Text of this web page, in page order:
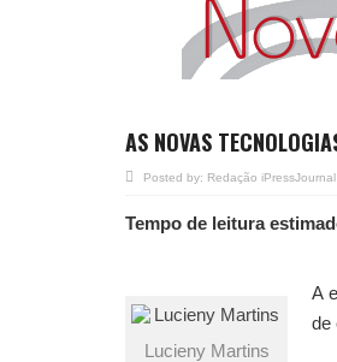
AS NOVAS
Posted by: Redação iPressJournal
Tempo de leitura
Lucieny Martins
A
de